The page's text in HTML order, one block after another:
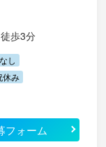
歩3分
し
休み
フォーム